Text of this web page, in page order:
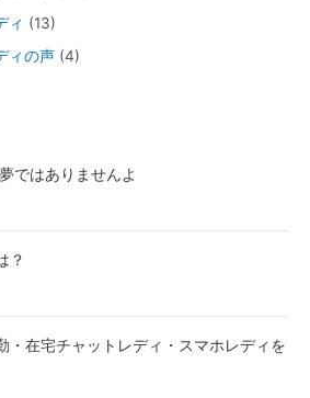
ィ (13)
ィの声 (4)
ではありませんよ
？
・在宅チャットレディ・スマホレディを